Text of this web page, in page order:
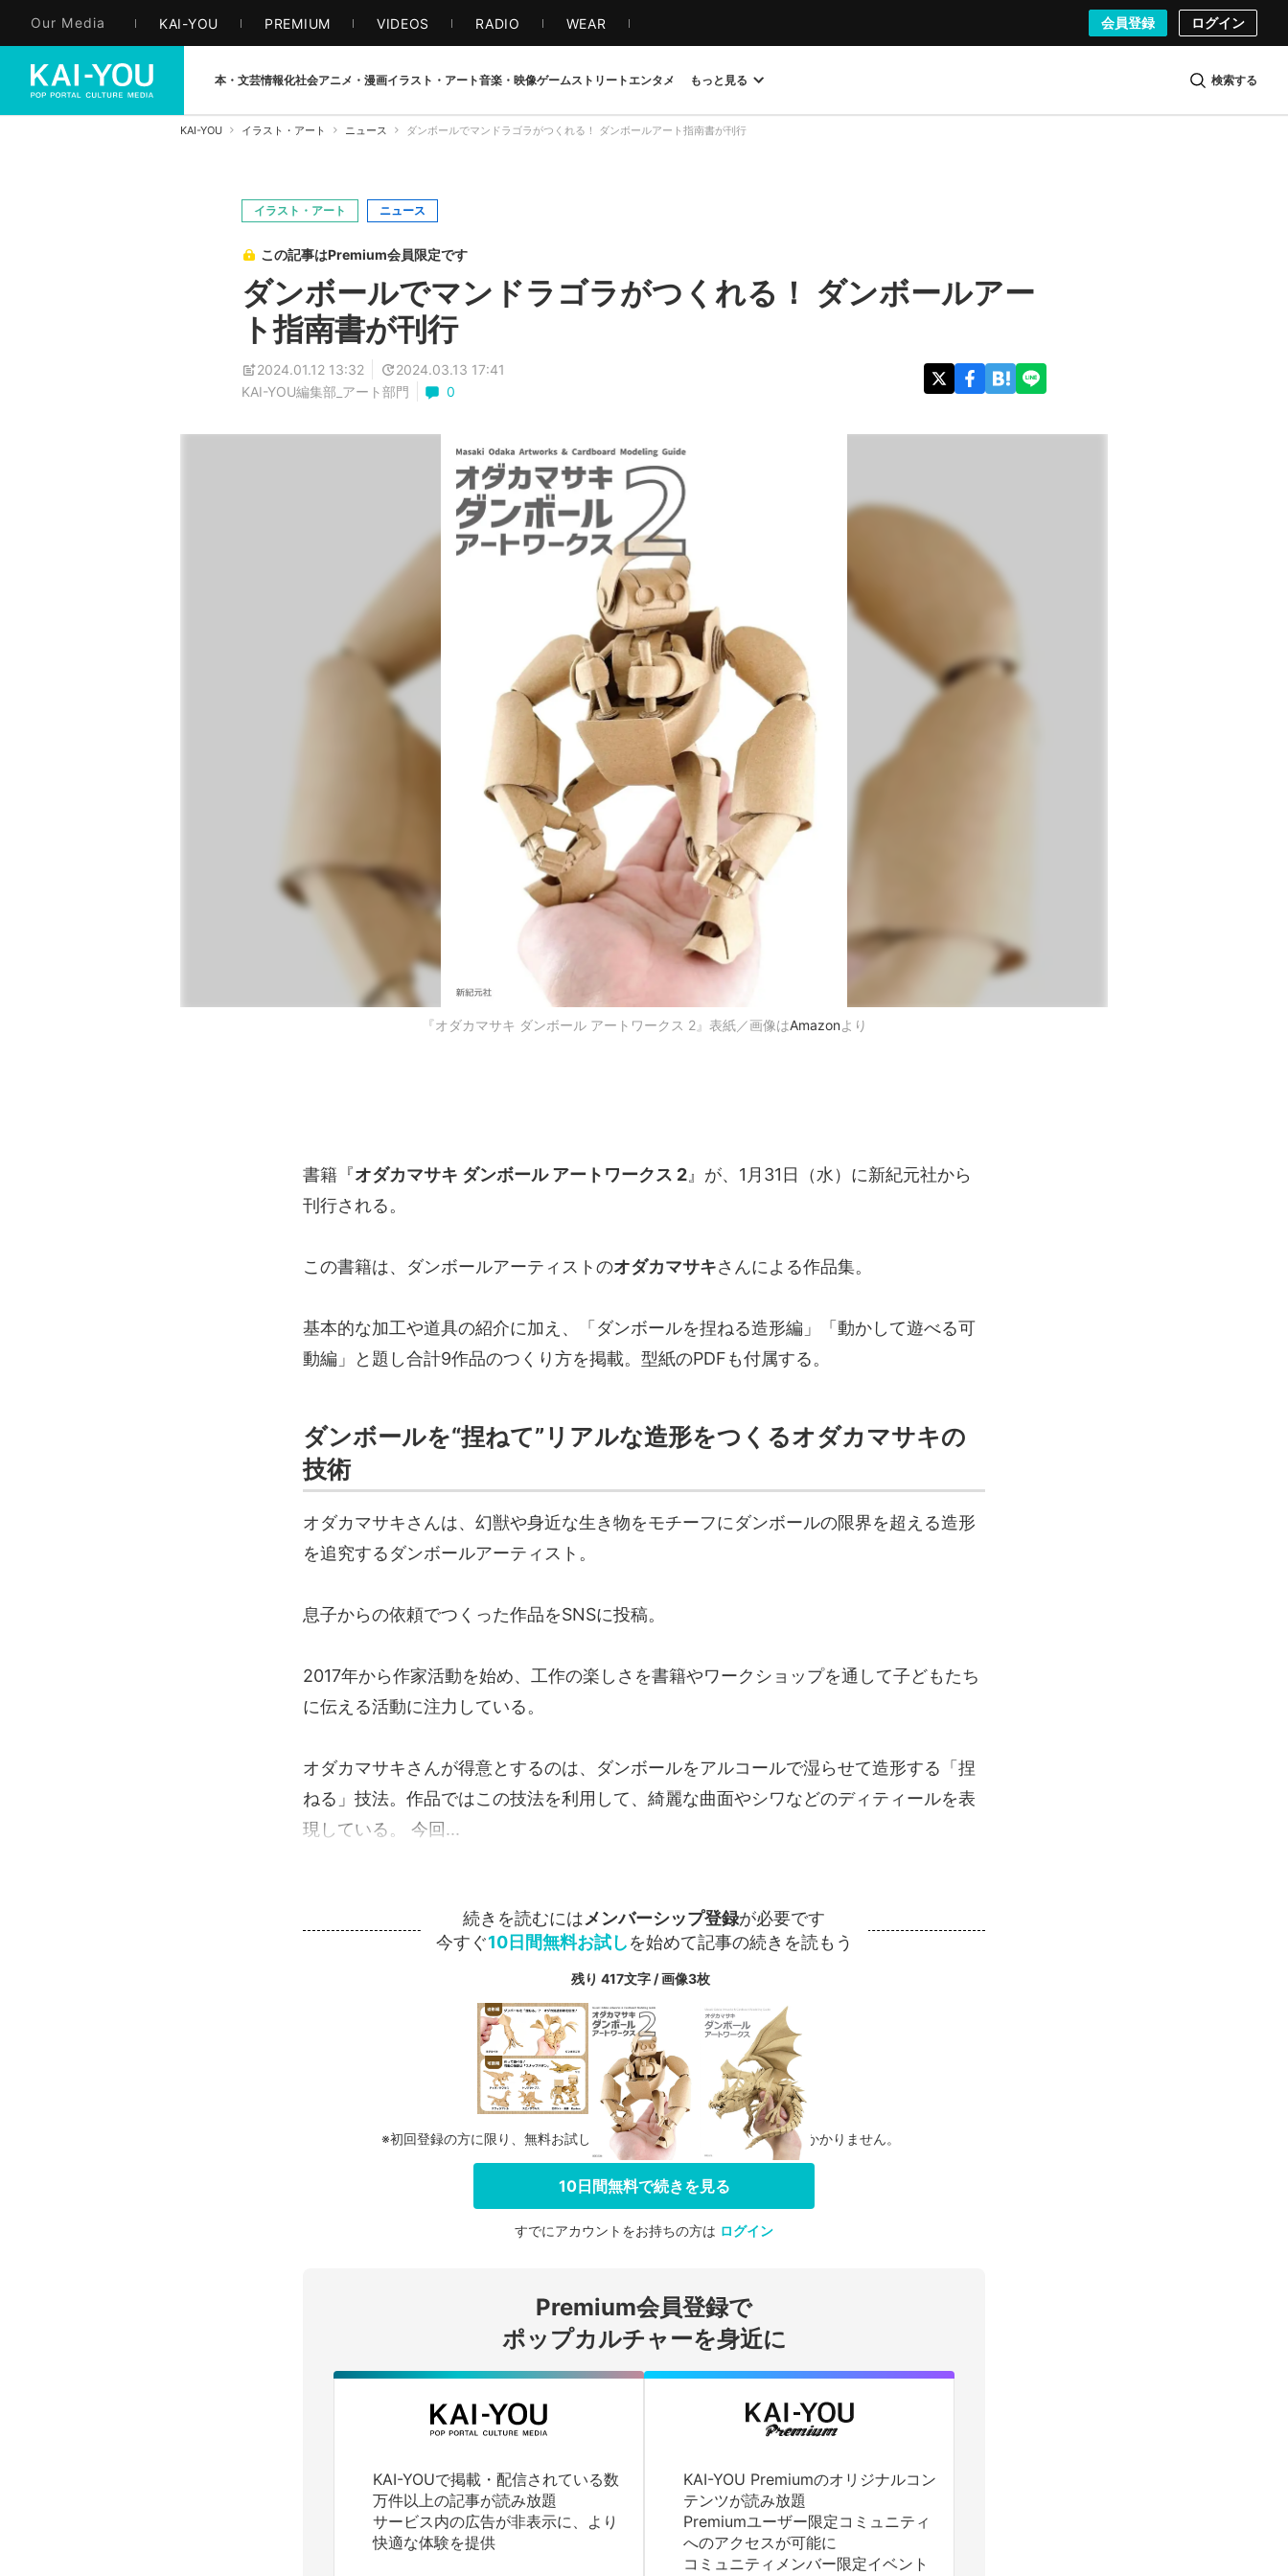
Our Media KAI-YOU PREMIUM VIDEOS RADIO WEAR 会員登録 ログイン
本・文芸情報化社会アニメ・漫画イラスト・アート音楽・映像ゲームストリート エンタメ もっと見る 検索する
KAI-YOU イラスト・アート ニュース ダンボールでマンドラゴラがつくれる！ ダンボールアート指南書が刊行
イラスト・アート ニュース
この記事はPremium会員限定です
ダンボールでマンドラゴラがつくれる！ ダンボールアー
ト指南書が刊行
2024.01.12 13:32
2024.03.13 17:41
KAI-YOU編集部_アート部門
0
『オダカマサキ ダンボール アートワークス 2』表紙／画像はAmazonより
書籍『オダカマサキ ダンボール アートワークス 2 』が、1月31日（水）に新紀元社から
刊行される。
この書籍は、ダンボールアーティストのオダカマサキさんによる作品集。
基本的な加工や道具の紹介に加え、「ダンボールを捏ねる造形編」「動かして遊べる可
動編」と題し合計9作品のつくり方を掲載。型紙のPDFも付属する。
ダンボールを“捏ねて”リアルな造形をつくるオダカマサキの
技術
オダカマサキさんは、幻獣や身近な生き物をモチーフにダンボールの限界を超える造形
を追究するダンボールアーティスト。
息子からの依頼でつくった作品をSNSに投稿。
2017年から作家活動を始め、工作の楽しさを書籍やワークショップを通して子どもたち
に伝える活動に注力している。
オダカマサキさんが得意とするのは、ダンボールをアルコールで湿らせて造形する「捏
ねる」技法。作品ではこの技法を利用して、綺麗な曲面やシワなどのディティールを表
現している。 今回...
続きを読むにはメンバーシップ登録が必要です
今すぐ10日間無料お試しを始めて記事の続きを読もう
残り 417文字 / 画像3枚
ログインする
※初回登録の方に限り、無料お試し期間中に解約した場合、料金は一切かかりません。
10日間無料で続きを見る
すでにアカウントをお持ちの方は ログイン
Premium会員登録で
ポップカルチャーを身近に
KAI-YOUで掲載・配信されている数
万件以上の記事が読み放題
サービス内の広告が非表示に、より
快適な体験を提供
KAI-YOU Premiumのオリジナルコン
テンツが読み放題
Premiumユーザー限定コミュニティ
へのアクセスが可能に
コミュニティメンバー限定イベント